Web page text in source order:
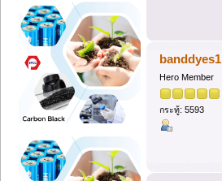
banddyes1
Hero Member
กระทู้: 5593